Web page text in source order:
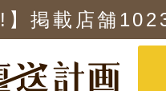
】掲載店舗